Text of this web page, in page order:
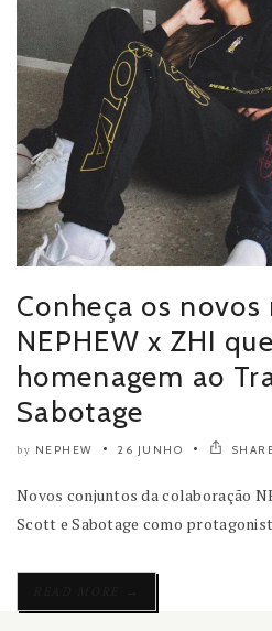
Conheça os
NEPHEW x ZHI
homenagem ao
Sabotage
by NEPHEW 26 JUNHO
Novos conjuntos da colaboração
Scott e Sabotage como